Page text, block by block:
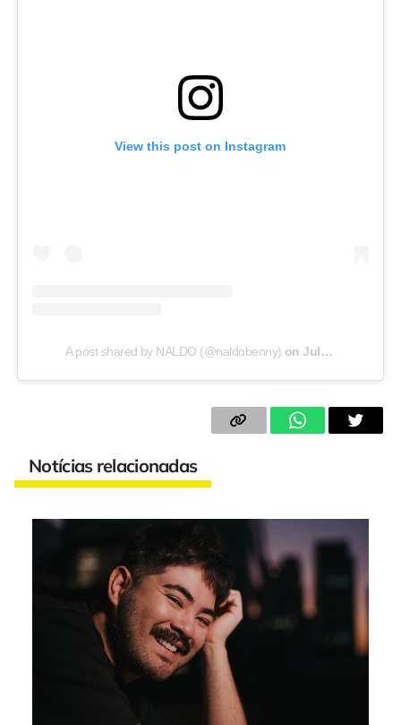
View this post on Instagram
A post shared by NALDO (@naldobenny) onJul 21, 2020 at 12:08am PDT
Notícias relacionadas